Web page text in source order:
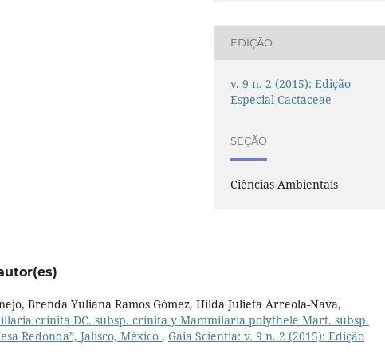
EDIÇÃO
v. 9 n. 2 (2015): Edição
Especial Cactaceae
SEÇÃO
Ciências Ambientais
Brenda Yuliana Ramos Gómez, Hilda Julieta Arreola-Nava,
crinita DC. subsp. crinita y Mammilaria polythele Mart. subsp.
Redonda”, Jalisco, México , Gaia Scientia: v. 9 n. 2 (2015): Edição